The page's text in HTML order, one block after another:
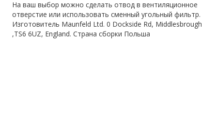
На ваш выбор можно сделать отвод в вентиляционное
отверстие или использовать сменный угольный фильтр.
Изготовитель Maunfeld Ltd. 0 Dockside Rd, Middlesbrough
,TS6 6UZ, England. Страна сборки Польша